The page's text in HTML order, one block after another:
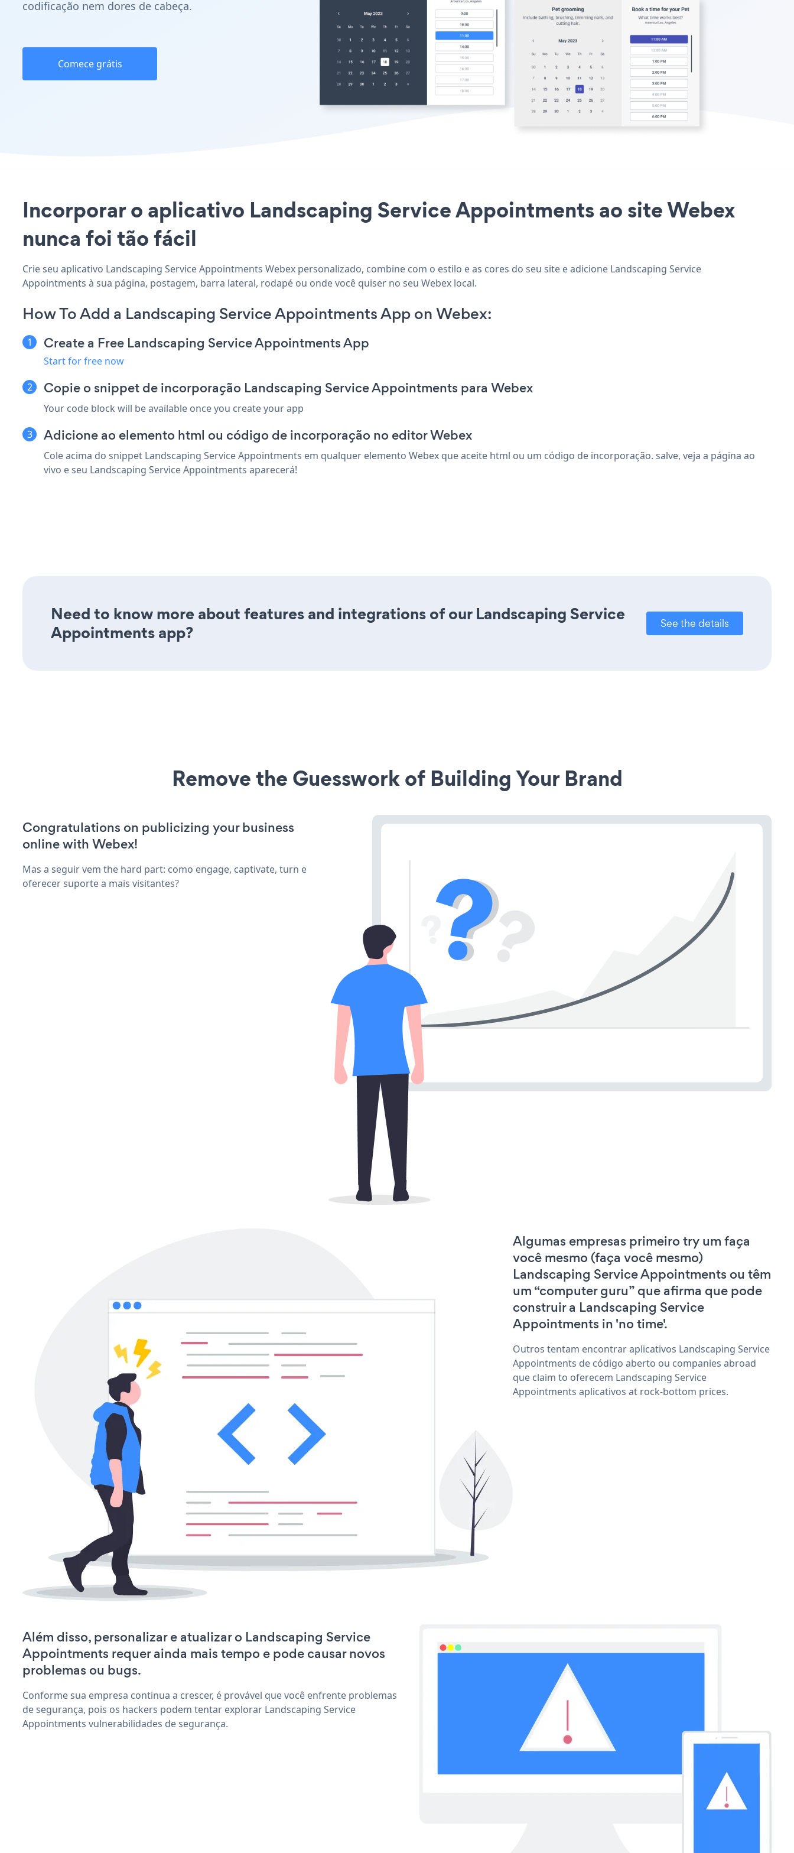
codificação nem dores de cabeça.
Comece grátis
Incorporar o aplicativo Landscaping Service Appointments ao site Webex
nunca foi tão fácil
Crie seu aplicativo Landscaping Service Appointments Webex personalizado, combine com o estilo e as cores do seu site e adicione Landscaping Service
Appointments à sua página, postagem, barra lateral, rodapé ou onde você quiser no seu Webex local.
How To Add a Landscaping Service Appointments App on Webex:
Create a Free Landscaping Service Appointments App
Start for free now
Copie o snippet de incorporação Landscaping Service Appointments para Webex
Your code block will be available once you create your app
Adicione ao elemento html ou código de incorporação no editor Webex
Cole acima do snippet Landscaping Service Appointments em qualquer elemento Webex que aceite html ou um código de incorporação. salve, veja a página ao
vivo e seu Landscaping Service Appointments aparecerá!
Need to know more about features and integrations of our Landscaping Service
Appointments app?
See the details
Remove the Guesswork of Building Your Brand
Congratulations on publicizing your business
online with Webex!
Mas a seguir vem the hard part: como engage, captivate, turn e
oferecer suporte a mais visitantes?
Algumas empresas primeiro try um faça
você mesmo (faça você mesmo)
Landscaping Service Appointments ou têm
um “computer guru” que afirma que pode
construir a Landscaping Service
Appointments in 'no time'.
Outros tentam encontrar aplicativos Landscaping Service
Appointments de código aberto ou companies abroad
que claim to oferecem Landscaping Service
Appointments aplicativos at rock-bottom prices.
Além disso, personalizar e atualizar o Landscaping Service
Appointments requer ainda mais tempo e pode causar novos
problemas ou bugs.
Conforme sua empresa continua a crescer, é provável que você enfrente problemas
de segurança, pois os hackers podem tentar explorar Landscaping Service
Appointments vulnerabilidades de segurança.